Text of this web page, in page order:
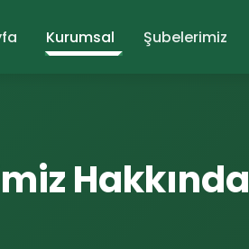
Kurumsal Şubelerimiz
Hakkında